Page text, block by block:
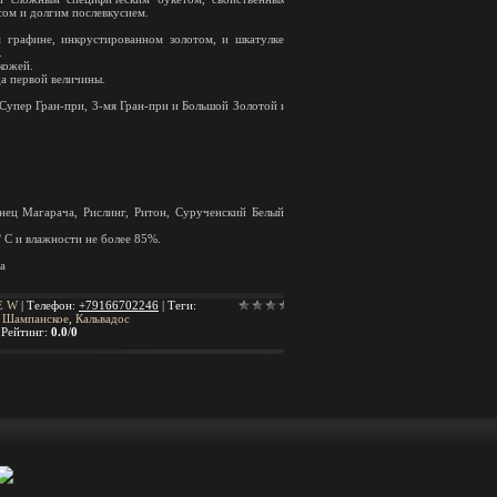
и долгим послевкусием.
инкрустированном золотом, и шкатулке,
первой величины.
Гран-при, 3-мя Гран-при и Большой Золотой и
Магарача, Рислинг, Ритон, Сурученский Белый,
и влажности не более 85%.
W| Телефон: +79166702246 | Теги:
Шампанское Кальвадос
Рейтинг: 0.0/0